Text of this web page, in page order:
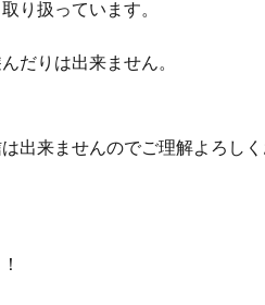
り扱っています。
だりは出来ません。
出来ませんのでご理解よろし